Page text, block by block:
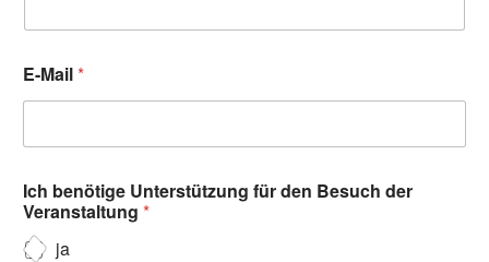
E-Mail*
Ich benötige Unterstützung für den Besuch der
Veranstaltung *
ja